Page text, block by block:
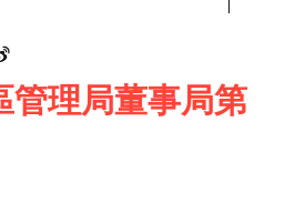
管理局董事局第